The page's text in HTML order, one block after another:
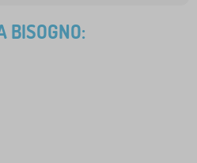
BISOGNO: